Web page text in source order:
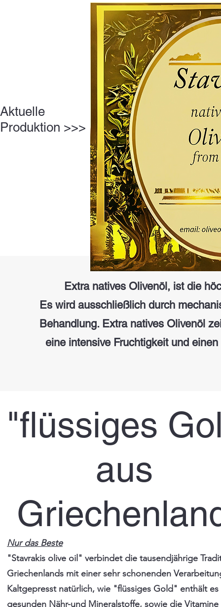
Extra natives Olivenöl, ist die
Es wird ausschließlich durch
Behandlung. Extra natives Olivenöl
eine intensive Fruchtigkeit und
Aktuelle
Produktion >>>
"flüssiges
aus
Nur das Beste
"Stavrakis olive oil" verbindet die tausendjährige
Griechenlands mit einer sehr schonenden
Kaltgepresst natürlich, wie "flüssiges Gold" enthält es
gesunden Nähr-und Mineralstoffe, sowie die